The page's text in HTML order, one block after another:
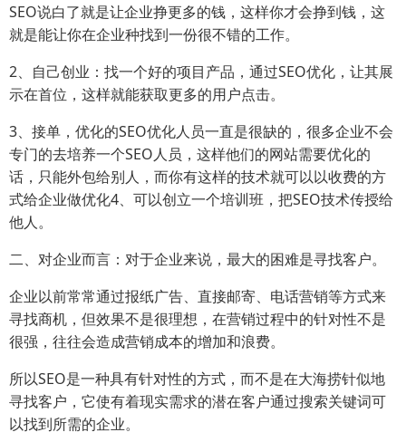
SEO说白了就是让企业挣更多的钱，这样你才会挣到钱，这
就是能让你在企业种找到一份很不错的工作。
2、自己创业：找一个好的项目产品，通过SEO优化，让其展
示在首位，这样就能获取更多的用户点击。
3、接单，优化的SEO优化人员一直是很缺的，很多企业不会
专门的去培养一个SEO人员，这样他们的网站需要优化的
话，只能外包给别人，而你有这样的技术就可以以收费的方
式给企业做优化4、可以创立一个培训班，把SEO技术传授给
他人。
二、对企业而言：对于企业来说，最大的困难是寻找客户。
企业以前常常通过报纸广告、直接邮寄、电话营销等方式来
寻找商机，但效果不是很理想，在营销过程中的针对性不是
很强，往往会造成营销成本的增加和浪费。
所以SEO是一种具有针对性的方式，而不是在大海捞针似地
寻找客户，它使有着现实需求的潜在客户通过搜索关键词可
以找到所需的企业。